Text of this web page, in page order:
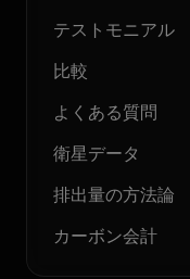
テストモニアル
比較
よくある質問
衛星データ
排出量の方法論
カーボン会計